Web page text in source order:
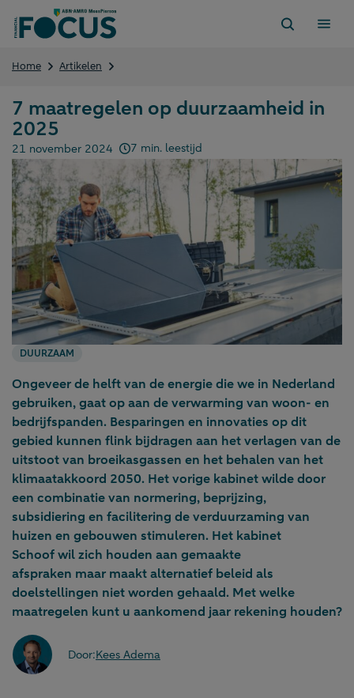
naar
Home Artikelen
duurzaamheid
2025
7 maatregelen op duurzaamheid in
2025
Gepubliceerd op:
21 november 2024 7 min. leestijd
DUURZAAM
Ongeveer de helft van de energie die we in Nederland
gebruiken, gaat op aan de verwarming van woon- en
bedrijfspanden. Besparingen en innovaties op dit
gebied kunnen flink bijdragen aan het verlagen van de
uitstoot van broeikasgassen en het behalen van het
klimaatakkoord 2050. Het vorige kabinet wilde door
een combinatie van normering, beprijzing,
subsidiering en facilitering de verduurzaming van
huizen en gebouwen stimuleren. Het kabinet
Schoof wil zich houden aan gemaakte
afspraken maar maakt alternatief beleid als
doelstellingen niet worden gehaald. Met welke
maatregelen kunt u aankomend jaar rekening houden?
Door:Kees Adema